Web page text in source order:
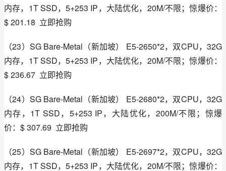
内存，1T SSD，5+253 IP，大陆优化，20M/不限；惊爆价：
$ 201.18  立即抢购
（23）SG Bare-Metal（新加坡） E5-2650*2，双CPU，32G
内存，1T SSD，5+253 IP，大陆优化，20M/不限；惊爆价：
$ 236.67  立即抢购
（24）SG Bare-Metal（新加坡） E5-2680*2，双CPU，32G
内存，1T SSD，5+253 IP，大陆优化，200M/不限；惊爆
价：$ 307.69  立即抢购
（25）SG Bare-Metal（新加坡） E5-2697*2，双CPU，32G
内存，1T SSD，5+253 IP，大陆优化，20M/不限；惊爆价：